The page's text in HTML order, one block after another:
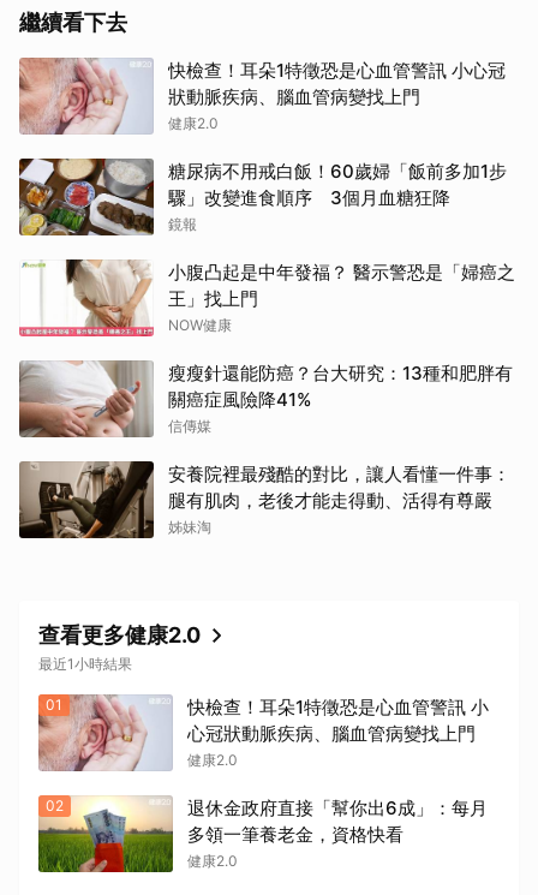
繼續看下去
快檢查！耳朵1特徵恐是心血管警訊 小心冠
狀動脈疾病、腦血管病變找上門
健康2.0
糖尿病不用戒白飯！60歲婦「飯前多加1步
驟」改變進食順序 3個月血糖狂降
鏡報
小腹凸起是中年發福？ 醫示警恐是「婦癌之
王」找上門
NOW健康
瘦瘦針還能防癌？台大研究：13種和肥胖有
關癌症風險降41%
信傳媒
安養院裡最殘酷的對比，讓人看懂一件事：
腿有肌肉，老後才能走得動、活得有尊嚴
姊妹淘
查看更多健康2.0
最近1小時結果
01
快檢查！耳朵1特徵恐是心血管警訊 小
心冠狀動脈疾病、腦血管病變找上門
健康2.0
02
退休金政府直接「幫你出6成」：每月
多領一筆養老金，資格快看
健康2.0